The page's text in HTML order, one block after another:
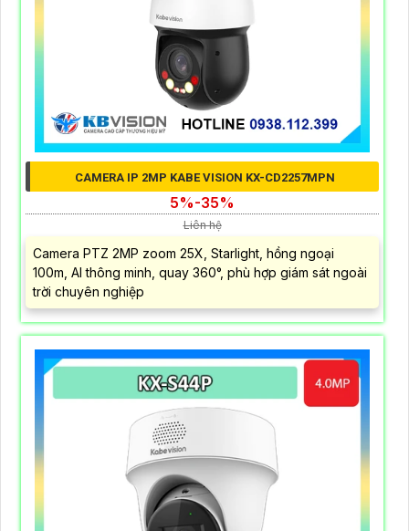
CAMERA IP 2MP KABE VISION KX-CD2257MPN
5%-35%
Liên hệ
Camera PTZ 2MP zoom 25X, Starlight, hồng ngoại
100m, AI thông minh, quay 360°, phù hợp giám sát ngoài
trời chuyên nghiệp